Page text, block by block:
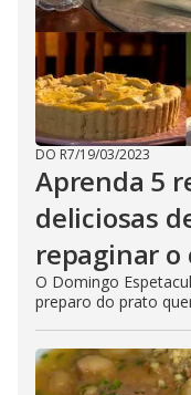
DO R7/19/03/2023
Aprenda 5
deliciosas
repaginar o
O Domingo
preparo do prato